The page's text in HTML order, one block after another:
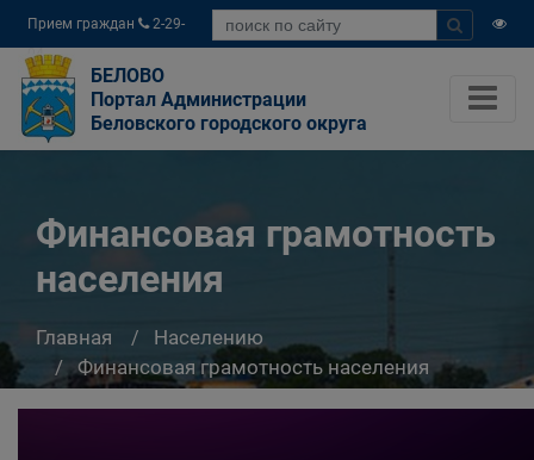
Прием граждан
2-29-
04
БЕЛОВО
Портал Администрации
Беловского городского округа
Финансовая грамотность
населения
Главная
Населению
Финансовая грамотность населения